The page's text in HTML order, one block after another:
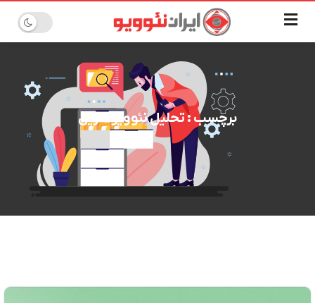
برچسب : تحلیل نئوویو حریل